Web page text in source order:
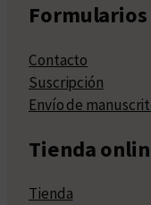
Formularios
Contacto
Suscripción
Envío de
Tienda
Tienda